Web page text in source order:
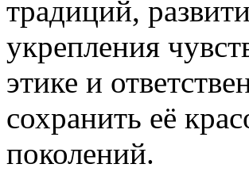
традиций,
укрепления
этике и
сохранить её
поколений.